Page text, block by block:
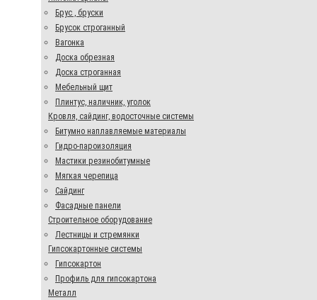
Брус , бруски
Брусок строганный
Вагонка
Доска обрезная
Доска строганная
Мебельный щит
Плинтус, наличник, уголок
Кровля, сайдинг, водосточные системы
Битумно наплавляемые материалы
Гидро-пароизоляция
Мастики резинобитумные
Мягкая черепица
Сайдинг
Фасадные панели
Строительное оборудование
Лестницы и стремянки
Гипсокартонные системы
Гипсокартон
Профиль для гипсокартона
Металл